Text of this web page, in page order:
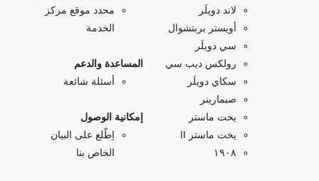
لاند دويلَر
أويستر بربتشوال
سي دويلَر
رولكس ديب سي
سكاي دويلَر
صبمارينر
يخت ماستر
يخت ماستر II
۱۹۰۸
محدد موقع مركز
الخدمة
المساعدة والدعم
أسئلة شائعة
إمكانية الوصول
اِطّلع على البيان
الخاص بنا